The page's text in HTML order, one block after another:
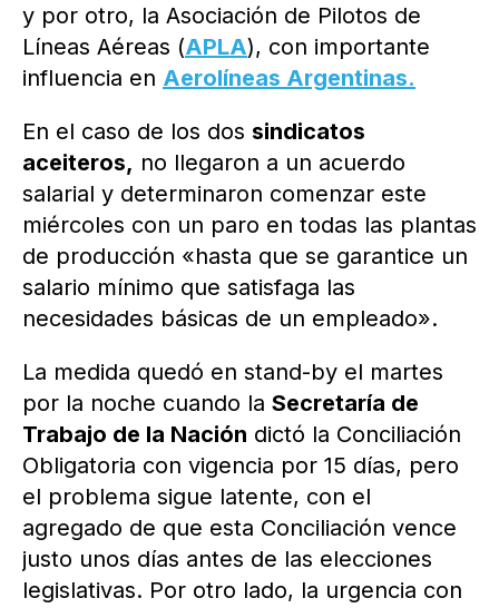
y por otro, la Asociación de Pilotos de
Líneas Aéreas (APLA), con importante
influencia en Aerolíneas Argentinas.
En el caso de los dos sindicatos
aceiteros, no llegaron a un acuerdo
salarial y determinaron comenzar este
miércoles con un paro en todas las plantas
de producción «hasta que se garantice un
salario mínimo que satisfaga las
necesidades básicas de un empleado».
La medida quedó en stand-by el martes
por la noche cuando la Secretaría de
Trabajo de la Nación dictó la Conciliación
Obligatoria con vigencia por 15 días, pero
el problema sigue latente, con el
agregado de que esta Conciliación vence
justo unos días antes de las elecciones
legislativas. Por otro lado, la urgencia con